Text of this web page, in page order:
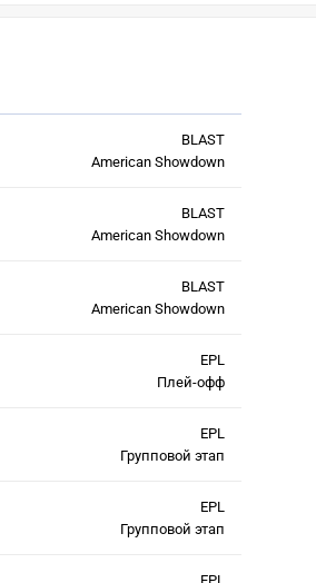
BLAST
American Showdown
BLAST
American Showdown
BLAST
American Showdown
EPL
Плей-офф
EPL
Групповой этап
EPL
Групповой этап
EPL